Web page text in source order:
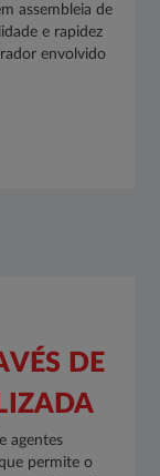
assembleia de
e rapidez
envolvido
DE
agentes
permite o